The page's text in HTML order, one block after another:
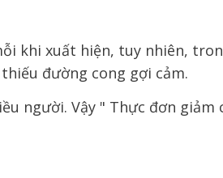
khi xuất hiện, tuy nhiên,
đường cong gợi cảm.